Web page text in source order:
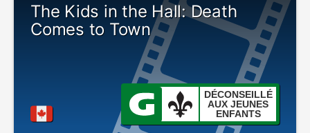
The Kids in the Hall: Death
Comes to Town
DÉCONSEILLÉ
AUX JEUNES
ENFANTS